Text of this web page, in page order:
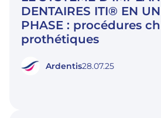
DENTAIRES ITI® EN
PHASE : procédures
prothétiques
Ardentis28.07.25